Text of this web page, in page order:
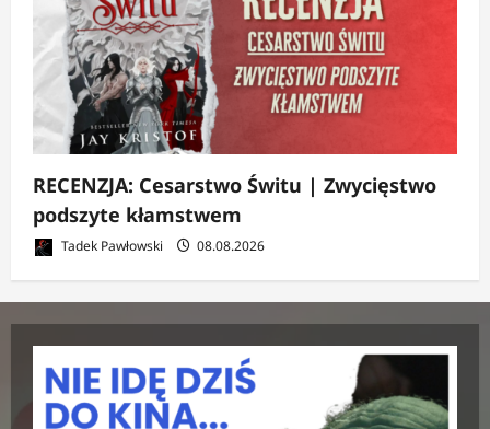
RECENZJA: Cesarstwo Świtu | Zwycięstwo
podszyte kłamstwem
Tadek Pawłowski 08.08.2026